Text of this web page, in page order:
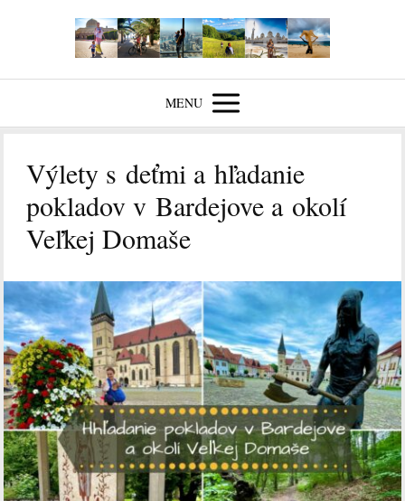
MENU
Výlety s deťmi a hľadanie
pokladov v Bardejove a okolí
Veľkej Domaše